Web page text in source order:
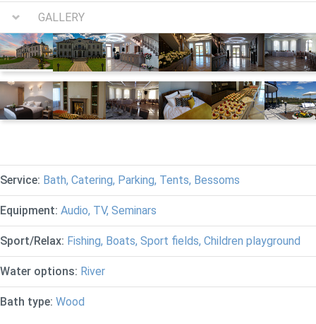
GALLERY
Service: Bath, Catering, Parking, Tents, Bessoms
Equipment: Audio, TV, Seminars
Sport/Relax: Fishing, Boats, Sport fields, Children playground
Water options: River
Bath type: Wood